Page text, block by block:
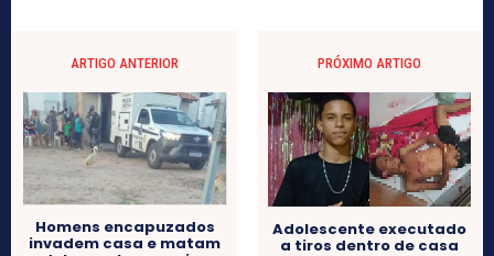
ARTIGO ANTERIOR
Homens encapuzados
invadem casa e matam
PRÓXIMO ARTIGO
Adolescente executado
a tiros dentro de casa